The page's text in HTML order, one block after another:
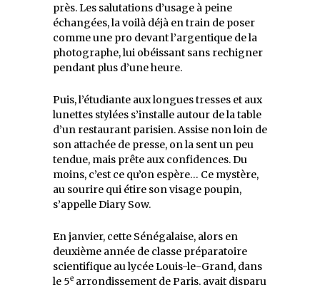
près. Les salutations d’usage à peine
échangées, la voilà déjà en train de poser
comme une pro devant l’argentique de la
photographe, lui obéissant sans rechigner
pendant plus d’une heure.
Puis, l’étudiante aux longues tresses et aux
lunettes stylées s’installe autour de la table
d’un restaurant parisien. Assise non loin de
son attachée de presse, on la sent un peu
tendue, mais prête aux confidences. Du
moins, c’est ce qu’on espère… Ce mystère,
au sourire qui étire son visage poupin,
s’appelle Diary Sow.
En janvier, cette Sénégalaise, alors en
deuxième année de classe préparatoire
scientifique au lycée Louis-le-Grand, dans
le 5e arrondissement de Paris, avait disparu